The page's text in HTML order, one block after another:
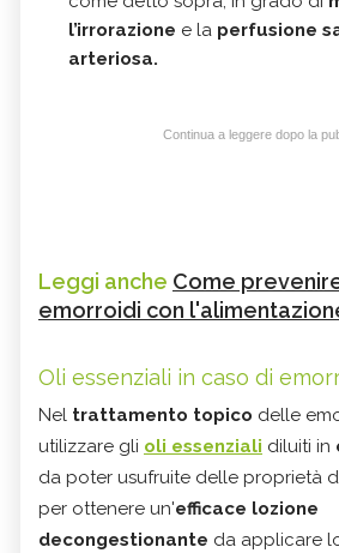
l’irrorazione e la perfusione
arteriosa.
Continua a leggere dopo la
Leggi anche Come
emorroidi con
Oli essenziali in caso di
Nel trattamento topico delle
utilizzare gli oli essenziali diluiti in
da poter usufruite delle proprietà
per ottenere un'efficace lozione
decongestionante da applicare